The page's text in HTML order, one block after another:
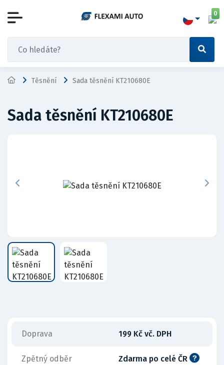
0
Těsnění Sada těsnění KT210680E
Sada těsnění KT210680E
Doprava 199 Kč vč. DPH
Zpětný odběr Zdarma po celé ČR